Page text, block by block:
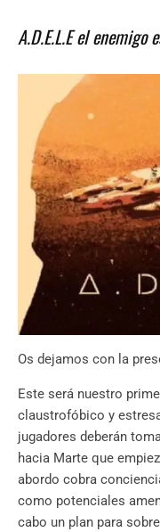
A.D.E.L.E el enemigo
Os dejamos con la
Este será nuestro
claustrofóbico y
jugadores deberán
hacia Marte que
abordo cobra
como potenciales
cabo un plan para